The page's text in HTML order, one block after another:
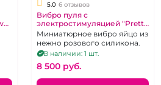
5.0 6 отзывов
Вибро пуля с
электростимуляцией "Pretty
love" Doreen управление с
приложения.
Миниатюрное вибро яйцо из
нежно розового силикона.
В наличии: 1 шт.
8 500 pуб.